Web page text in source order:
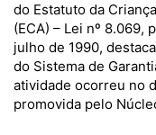
do Estatuto da
(ECA) – Lei nº 8.069,
julho de 1990,
do Sistema de
atividade ocorreu no
promovida pelo